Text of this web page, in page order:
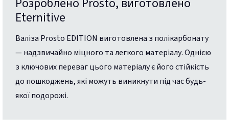
Eternitive
Валіза Prosto EDITION виготовлена з полікарбонату
— надзвичайно міцного та легкого матеріалу. Однією
з ключових переваг цього матеріалу є його стійкість
до пошкоджень, які можуть виникнути під час будь-
якої подорожі.